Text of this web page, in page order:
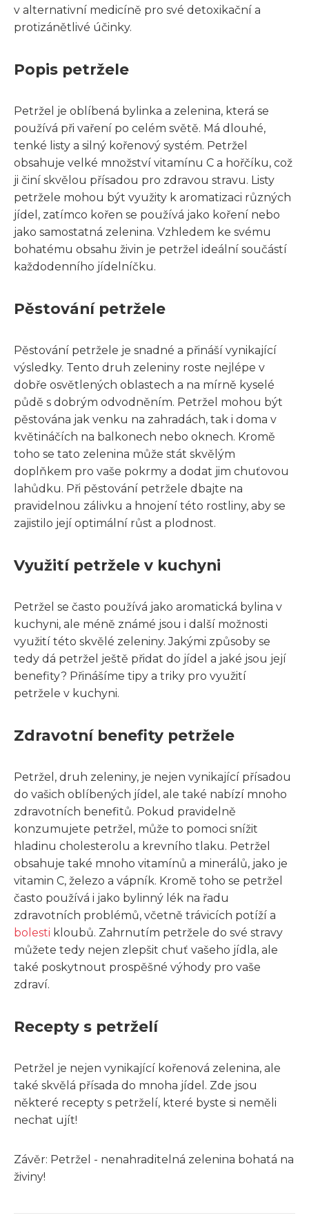
v alternativní medicíně pro své detoxikační a
protizánětlivé účinky.
Popis petržele
Petržel je oblíbená bylinka a zelenina, která se
používá při vaření po celém světě. Má dlouhé,
tenké listy a silný kořenový systém. Petržel
obsahuje velké množství vitamínu C a hořčíku, což
ji činí skvělou přísadou pro zdravou stravu. Listy
petržele mohou být využity k aromatizaci různých
jídel, zatímco kořen se používá jako koření nebo
jako samostatná zelenina. Vzhledem ke svému
bohatému obsahu živin je petržel ideální součástí
každodenního jídelníčku.
Pěstování petržele
Pěstování petržele je snadné a přináší vynikající
výsledky. Tento druh zeleniny roste nejlépe v
dobře osvětlených oblastech a na mírně kyselé
půdě s dobrým odvodněním. Petržel mohou být
pěstována jak venku na zahradách, tak i doma v
květináčích na balkonech nebo oknech. Kromě
toho se tato zelenina může stát skvělým
doplňkem pro vaše pokrmy a dodat jim chuťovou
lahůdku. Při pěstování petržele dbajte na
pravidelnou zálivku a hnojení této rostliny, aby se
zajistilo její optimální růst a plodnost.
Využití petržele v kuchyni
Petržel se často používá jako aromatická bylina v
kuchyni, ale méně známé jsou i další možnosti
využití této skvělé zeleniny. Jakými způsoby se
tedy dá petržel ještě přidat do jídel a jaké jsou její
benefity? Přinášíme tipy a triky pro využití
petržele v kuchyni.
Zdravotní benefity petržele
Petržel, druh zeleniny, je nejen vynikající přísadou
do vašich oblíbených jídel, ale také nabízí mnoho
zdravotních benefitů. Pokud pravidelně
konzumujete petržel, může to pomoci snížit
hladinu cholesterolu a krevního tlaku. Petržel
obsahuje také mnoho vitamínů a minerálů, jako je
vitamin C, železo a vápník. Kromě toho se petržel
často používá i jako bylinný lék na řadu
zdravotních problémů, včetně trávicích potíží a
bolesti kloubů. Zahrnutím petržele do své stravy
můžete tedy nejen zlepšit chuť vašeho jídla, ale
také poskytnout prospěšné výhody pro vaše
zdraví.
Recepty s petrželí
Petržel je nejen vynikající kořenová zelenina, ale
také skvělá přísada do mnoha jídel. Zde jsou
některé recepty s petrželí, které byste si neměli
nechat ujít!
Závěr: Petržel - nenahraditelná zelenina bohatá na
živiny!